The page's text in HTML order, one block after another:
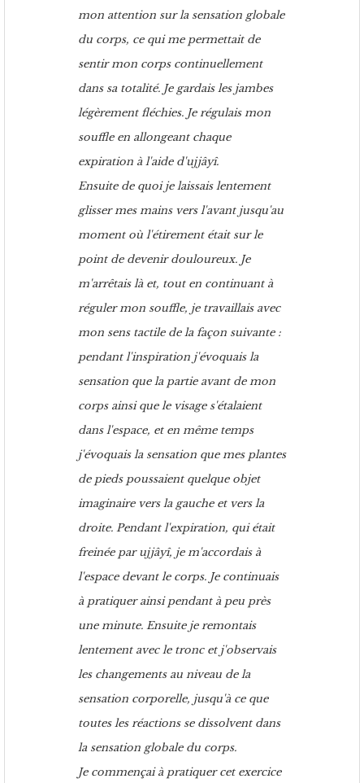
mon attention sur la sensation globale
du corps, ce qui me permettait de
sentir mon corps continuellement
dans sa totalité. Je gardais les jambes
légèrement fléchies. Je régulais mon
souffle en allongeant chaque
expiration à l'aide d'ujjâyî.
Ensuite de quoi je laissais lentement
glisser mes mains vers l'avant jusqu'au
moment où l'étirement était sur le
point de devenir douloureux. Je
m'arrêtais là et, tout en continuant à
réguler mon souffle, je travaillais avec
mon sens tactile de la façon suivante :
pendant l'inspiration j'évoquais la
sensation que la partie avant de mon
corps ainsi que le visage s'étalaient
dans l'espace, et en même temps
j'évoquais la sensation que mes plantes
de pieds poussaient quelque objet
imaginaire vers la gauche et vers la
droite. Pendant l'expiration, qui était
freinée par ujjâyî, je m'accordais à
l'espace devant le corps. Je continuais
à pratiquer ainsi pendant à peu près
une minute. Ensuite je remontais
lentement avec le tronc et j'observais
les changements au niveau de la
sensation corporelle, jusqu'à ce que
toutes les réactions se dissolvent dans
la sensation globale du corps.
Je commençai à pratiquer cet exercice